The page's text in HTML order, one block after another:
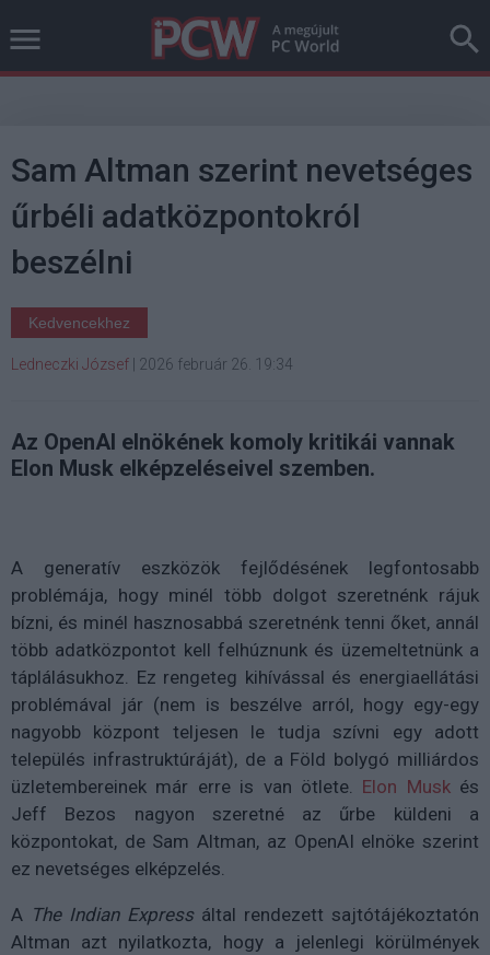
Sam Altman szerint nevetséges
űrbéli adatközpontokról
beszélni
Kedvencekhez
Ledneczki József 2026 február 26. 19:34
Az OpenAI elnökének komoly kritikái vannak
Elon Musk elképzeléseivel szemben.
A generatív eszközök fejlődésének legfontosabb
problémája, hogy minél több dolgot szeretnénk rájuk
bízni, és minél hasznosabbá szeretnénk tenni őket, annál
több adatközpontot kell felhúznunk és üzemeltetnünk a
táplálásukhoz. Ez rengeteg kihívással és energiaellátási
problémával jár (nem is beszélve arról, hogy egy-egy
nagyobb központ teljesen le tudja szívni egy adott
település infrastruktúráját), de a Föld bolygó milliárdos
üzletembereinek már erre is van ötlete. Elon Muskés
Jeff Bezos nagyon szeretné az űrbe küldeni a
központokat, de Sam Altman, az OpenAI elnöke szerint
ez nevetséges elképzelés.
A The Indian Expressáltal rendezett sajtótájékoztatón
Altman azt nyilatkozta, hogy a jelenlegi körülmények